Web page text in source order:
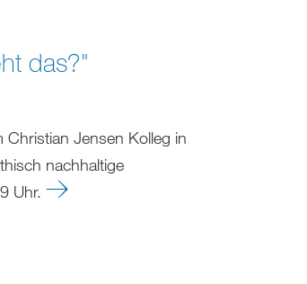
das?"
Christian Jensen Kolleg in
nachhaltige
Uhr.